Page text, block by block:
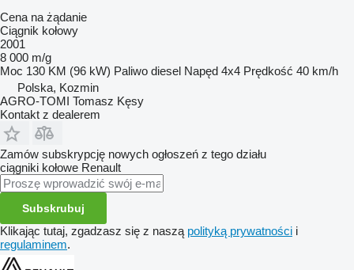
Cena na żądanie
Ciągnik kołowy
2001
8 000 m/g
Moc 130 KM (96 kW) Paliwo diesel Napęd 4x4 Prędkość 40 km/h
Polska, Kozmin
AGRO-TOMI Tomasz Kęsy
Kontakt z dealerem
Zamów subskrypcję nowych ogłoszeń z tego działu
ciągniki kołowe Renault
Subskrubuj
Klikając tutaj, zgadzasz się z naszą polityką prywatności i
regulaminem.